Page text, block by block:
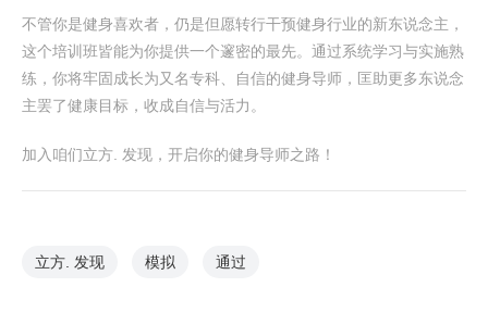
不管你是健身喜欢者，仍是但愿转行干预健身行业的新东说念主，
这个培训班皆能为你提供一个邃密的最先。通过系统学习与实施熟
练，你将牢固成长为又名专科、自信的健身导师，匡助更多东说念
主罢了健康目标，收成自信与活力。
加入咱们立方. 发现，开启你的健身导师之路！
立方. 发现 模拟 通过